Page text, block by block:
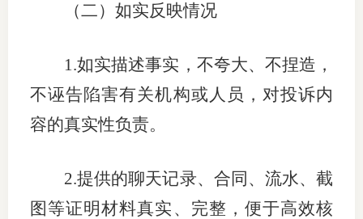
（二）如实反映情况
1.如实描述事实，不夸大、不捏造，
不诬告陷害有关机构或人员，对投诉内
容的真实性负责。
2.提供的聊天记录、合同、流水、截
图等证明材料真实、完整，便于高效核